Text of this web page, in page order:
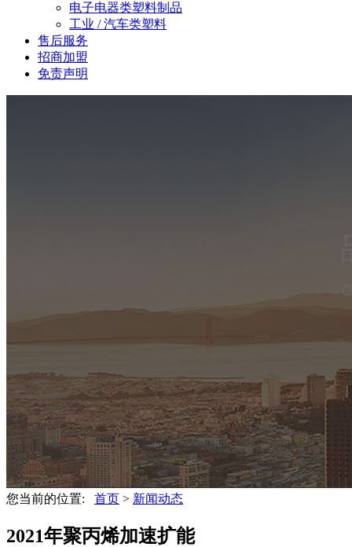
电子电器类塑料制品
工业 / 汽车类塑料
售后服务
招商加盟
免责声明
您当前的位置: 首页 > 新闻动态
2021年聚丙烯加速扩能